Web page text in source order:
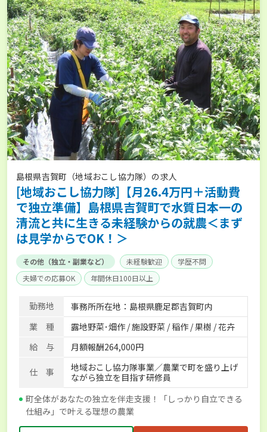
島根県吉賀町（地域おこし協力隊）の求人
[地域おこし協力隊]【月26.4万円＋活動費
で独立準備】島根県吉賀町で水質日本一の
清流と共に生きる未経験からの就農＜まず
は見学からでOK！＞
その他（独立・副業など） 未経験歓迎
学歴不問
夫婦での応募OK
年間休日100日以上
勤務地
事務所所在地：島根県鹿足郡吉賀町内
業 種
露地野菜･畑作 / 施設野菜 / 稲作 / 果樹 / 花卉
給 与
月額報酬264,000円
仕 事
地域おこし協力隊事業／農業で町を盛り上げ
ながら独立を目指す研修員
町全体があなたの独立を伴走支援！「しっかり自立できる
仕組み」で叶える理想の農業